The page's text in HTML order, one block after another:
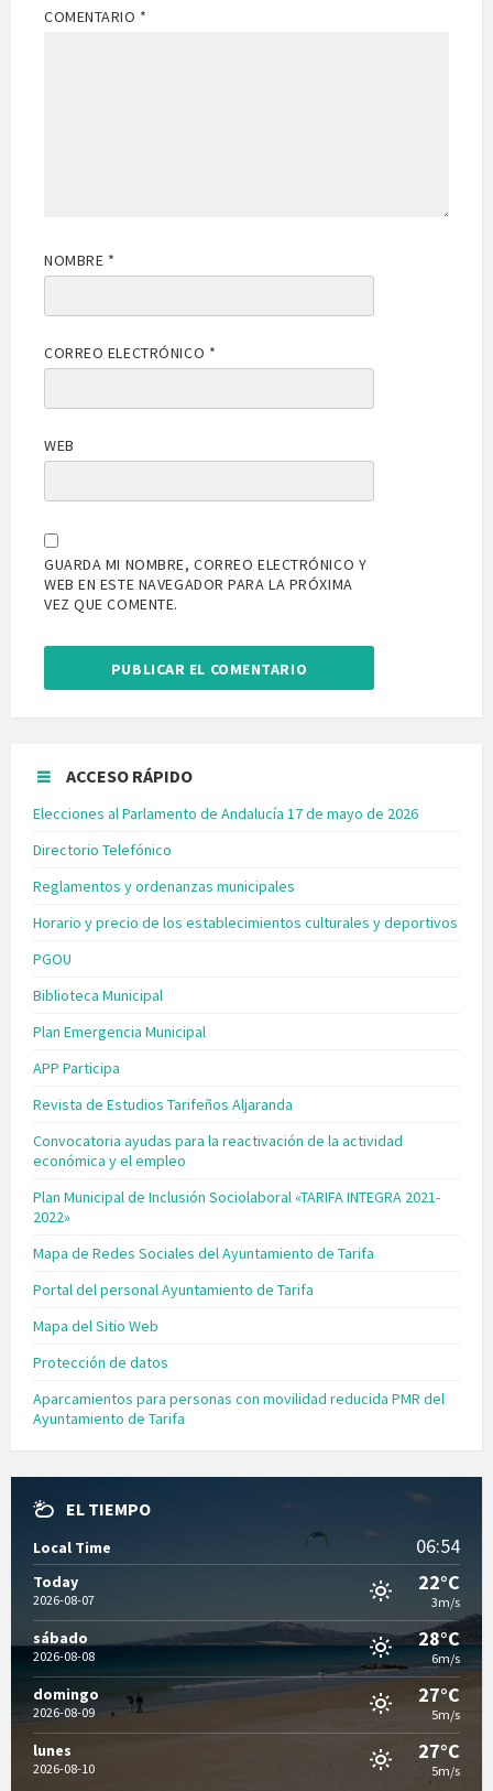
COMENTARIO *
NOMBRE *
CORREO ELECTRÓNICO *
WEB
GUARDA MI NOMBRE, CORREO ELECTRÓNICO Y
WEB EN ESTE NAVEGADOR PARA LA PRÓXIMA
VEZ QUE COMENTE.
ACCESO RÁPIDO
Elecciones al Parlamento de Andalucía 17 de mayo de 2026
Directorio Telefónico
Reglamentos y ordenanzas municipales
Horario y precio de los establecimientos culturales y deportivos
PGOU
Biblioteca Municipal
Plan Emergencia Municipal
APP Participa
Revista de Estudios Tarifeños Aljaranda
Convocatoria ayudas para la reactivación de la actividad
económica y el empleo
Plan Municipal de Inclusión Sociolaboral «TARIFA INTEGRA 2021-
2022»
Mapa de Redes Sociales del Ayuntamiento de Tarifa
Portal del personal Ayuntamiento de Tarifa
Mapa del Sitio Web
Protección de datos
Aparcamientos para personas con movilidad reducida PMR del
Ayuntamiento de Tarifa
EL TIEMPO
Local Time 06:54
Today
2026-08-07
22°C
3m/s
sábado
2026-08-08
28°C
6m/s
domingo
2026-08-09
27°C
5m/s
lunes
2026-08-10
27°C
5m/s